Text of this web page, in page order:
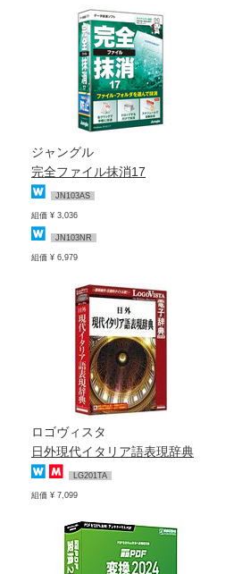
ジャングル
完全ファイル抹消17
JN103AS
組価 ¥ 3,036
JN103NR
組価 ¥ 6,979
ロゴヴィスタ
日外現代イタリア語表現辞典
LG201TA
組価 ¥ 7,099